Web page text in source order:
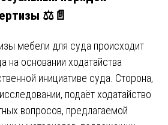
⚖️📄
мебели для суда происходит
на основании ходатайства
инициативе суда. Сторона,
подаёт ходатайство
вопросов, предлагаемой